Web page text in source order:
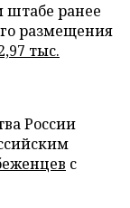
ранее
размещения
тыс.
России
с